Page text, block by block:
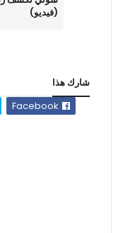
(فيديو)
شارك هذا